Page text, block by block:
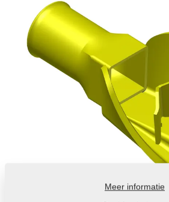
Machinetoestand
Om te
downloaden
Meer informatie